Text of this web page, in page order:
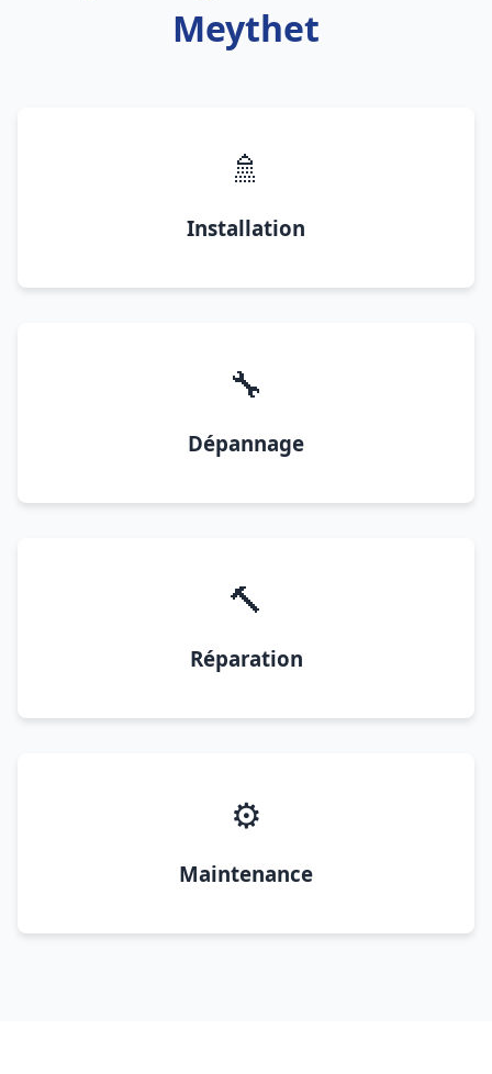
Meythet
🚿
Installation
🔧
Dépannage
🔨
Réparation
⚙️
Maintenance